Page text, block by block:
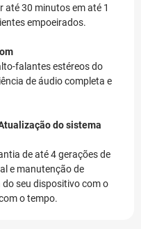
até 30 minutos em até 1
empoeirados.
falantes estéreos do
de áudio completa e
do sistema
de até 4 gerações de
e manutenção de
seu dispositivo com o
o tempo.